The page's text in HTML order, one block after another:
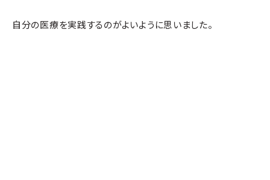
自分の医療を実践するのがよいように思いました。